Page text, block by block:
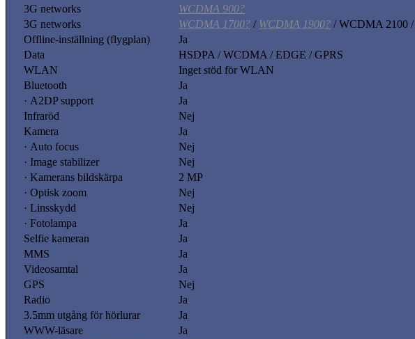
3G networks
WCDMA 900?
3G networks
WCDMA 1700? / WCDMA 1900? / WCDMA 2100 /
Offline-inställning (flygplan)
Ja
Data
HSDPA / WCDMA / EDGE / GPRS
WLAN
Inget stöd för WLAN
Bluetooth
Ja
· A2DP support
Ja
Infraröd
Nej
Kamera
Ja
· Auto focus
Nej
· Image stabilizer
Nej
· Kamerans bildskärpa
2 MP
· Optisk zoom
Nej
· Linsskydd
Nej
· Fotolampa
Ja
Selfie kameran
Ja
MMS
Ja
Videosamtal
Ja
GPS
Nej
Radio
Ja
3.5mm utgång för hörlurar
Ja
WWW-läsare
Ja